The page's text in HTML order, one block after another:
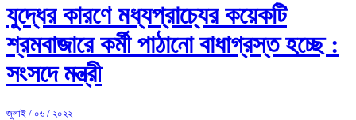
যুদ্ধের কারণে মধ্যপ্রাচ্যের কয়েকটি
শ্রমবাজারে কর্মী পাঠানো বাধাগ্রস্ত হচ্ছে :
সংসদে মন্ত্রী
জুলাই / ০৬ / ২০২২